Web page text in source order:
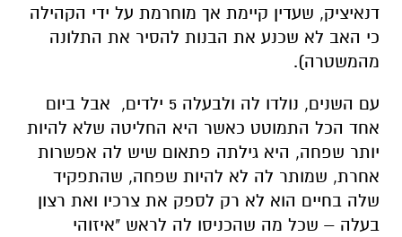
דנאיציק, שעדין קיימת אך מוחרמת על ידי הקהילה
כי האב לא שכנע את הבנות להסיר את התלונה
מהמשטרה).
עם השנים, נולדו לה ולבעלה 5 ילדים, אבל ביום
אחד הכל התמוטט כאשר היא החליטה שלא להיות
יותר שפחה, היא גילתה פתאום שיש לה אפשרות
אחרת, שמותר לה לא להיות שפחה, שהתפקיד
שלה בחיים הוא לא רק לספק את צרכיו ואת רצון
בעלה – שכל מה שהכניסו לה לראש "איזוהי